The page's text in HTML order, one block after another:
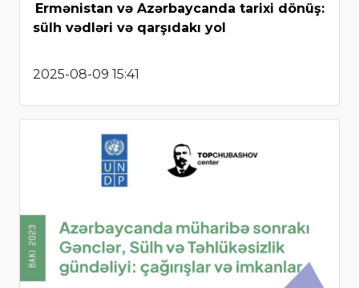
Ermənistan və Azərbaycanda tarixi dönüş:
sülh vədləri və qarşıdakı yol
2025-08-09 15:41